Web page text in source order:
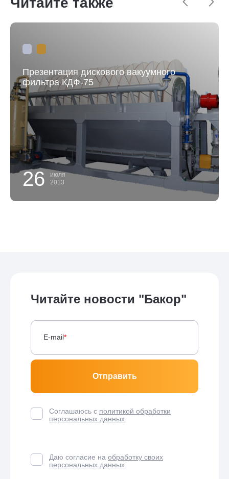
Презентация дискового вакуумного
фильтра КДФ-75
26
июля
2013
Читайте новости "Бакор"
E-mail*
Соглашаюсь с политикой обработки
персональных данных
Даю согласие на обработку своих
персональных данных